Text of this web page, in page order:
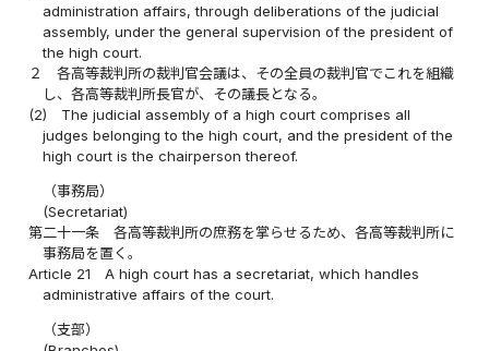
administration affairs, through deliberations of the judicial
assembly, under the general supervision of the president of
the high court.
２
各高等裁判所の裁判官会議は、その全員の裁判官でこれを組織
し、各高等裁判所長官が、その議長となる。
(2)
The judicial assembly of a high court comprises all
judges belonging to the high court, and the president of the
high court is the chairperson thereof.
（事務局）
(Secretariat)
第二十一条
各高等裁判所の庶務を掌らせるため、各高等裁判所に
事務局を置く。
Article 21
A high court has a secretariat, which handles
administrative affairs of the court.
（支部）